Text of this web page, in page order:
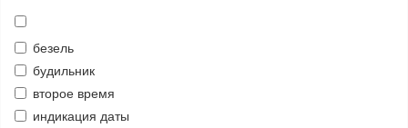
безель
будильник
второе время
индикация даты